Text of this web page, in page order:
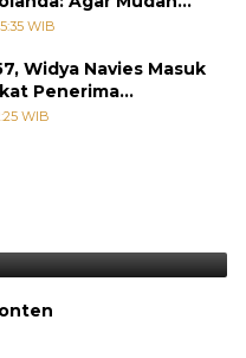
WIB
Widya Navies Masuk
Penerima
Padang
WIB
Jepang Selalu